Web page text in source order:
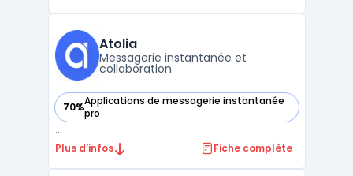
de l’information, la continuité des
conversations et la recherc ...
Atolia
Messagerie instantanée et
collaboration
70%Applications de messagerie instantanée
pro
— voir Atolia dans cette catégorie
...
Plus d’infos Fiche complète